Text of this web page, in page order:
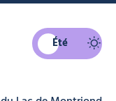
de navigation du
Été